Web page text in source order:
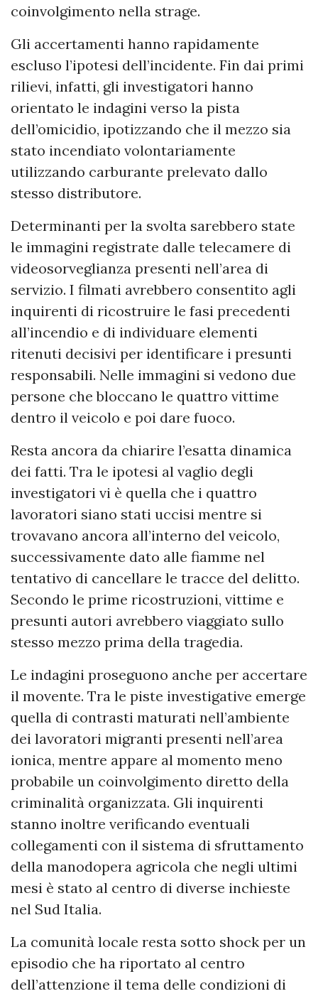
coinvolgimento nella strage.
Gli accertamenti hanno rapidamente
escluso l’ipotesi dell’incidente. Fin dai primi
rilievi, infatti, gli investigatori hanno
orientato le indagini verso la pista
dell’omicidio, ipotizzando che il mezzo sia
stato incendiato volontariamente
utilizzando carburante prelevato dallo
stesso distributore.
Determinanti per la svolta sarebbero state
le immagini registrate dalle telecamere di
videosorveglianza presenti nell’area di
servizio. I filmati avrebbero consentito agli
inquirenti di ricostruire le fasi precedenti
all’incendio e di individuare elementi
ritenuti decisivi per identificare i presunti
responsabili. Nelle immagini si vedono due
persone che bloccano le quattro vittime
dentro il veicolo e poi dare fuoco.
Resta ancora da chiarire l’esatta dinamica
dei fatti. Tra le ipotesi al vaglio degli
investigatori vi è quella che i quattro
lavoratori siano stati uccisi mentre si
trovavano ancora all’interno del veicolo,
successivamente dato alle fiamme nel
tentativo di cancellare le tracce del delitto.
Secondo le prime ricostruzioni, vittime e
presunti autori avrebbero viaggiato sullo
stesso mezzo prima della tragedia.
Le indagini proseguono anche per accertare
il movente. Tra le piste investigative emerge
quella di contrasti maturati nell’ambiente
dei lavoratori migranti presenti nell’area
ionica, mentre appare al momento meno
probabile un coinvolgimento diretto della
criminalità organizzata. Gli inquirenti
stanno inoltre verificando eventuali
collegamenti con il sistema di sfruttamento
della manodopera agricola che negli ultimi
mesi è stato al centro di diverse inchieste
nel Sud Italia.
La comunità locale resta sotto shock per un
episodio che ha riportato al centro
dell’attenzione il tema delle condizioni di